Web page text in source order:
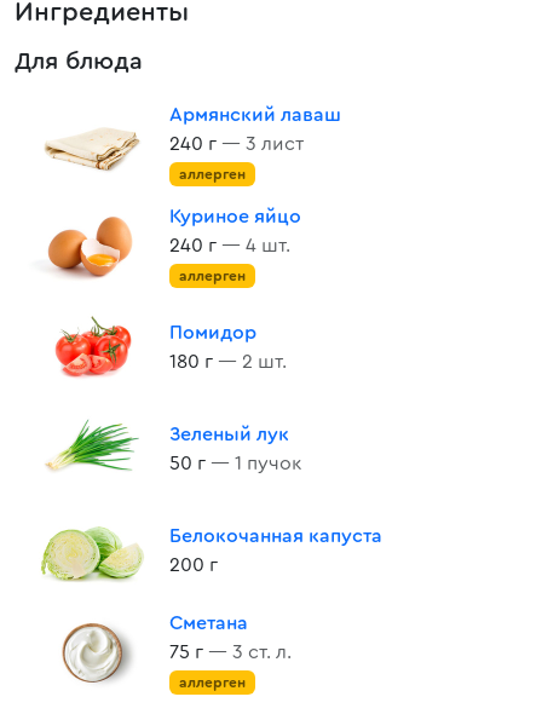
Ингредиенты
Для блюда
Армянский лаваш
240 г — 3 лист
аллерген
Куриное яйцо
240 г — 4 шт.
аллерген
Помидор
180 г — 2 шт.
Зеленый лук
50 г — 1 пучок
Белокочанная капуста
200 г
Сметана
75 г — 3 ст. л.
аллерген